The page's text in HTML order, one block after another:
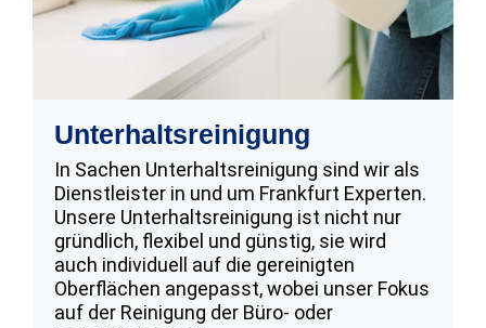
Unterhaltsreinigung
In Sachen Unterhaltsreinigung sind wir als
Dienstleister in und um Frankfurt Experten.
Unsere Unterhaltsreinigung ist nicht nur
gründlich, flexibel und günstig, sie wird
auch individuell auf die gereinigten
Oberflächen angepasst, wobei unser Fokus
auf der Reinigung der Büro- oder